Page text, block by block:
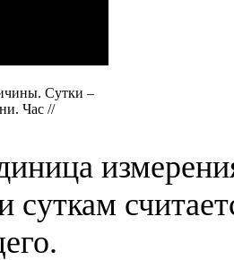
Сутки –
Час //
суткам